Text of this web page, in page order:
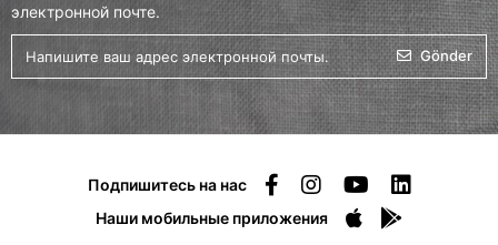
электронной почте.
Gönder
Подпишитесь на нас
Наши мобильные приложения